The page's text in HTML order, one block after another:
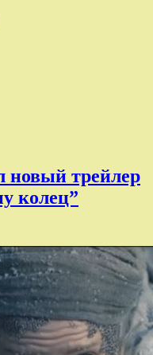
новый трейлер
колец”